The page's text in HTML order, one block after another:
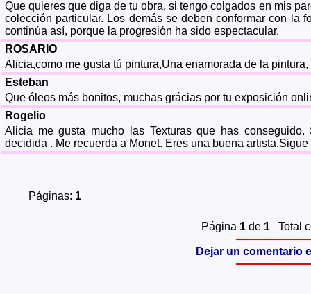
Que quieres que diga de tu obra, si tengo colgados en mis
colección particular. Los demás se deben conformar con la
continúa así, porque la progresión ha sido espectacular.
ROSARIO
Alicia,como me gusta tú pintura,Una enamorada de la
Esteban
Que óleos más bonitos, muchas grácias por tu exposición
Rogelio
Alicia me gusta mucho las Texturas que has
decidida . Me recuerda a Monet. Eres una buena artista.Sigue
Páginas: 1
Página 1de 1 Total
Dejar un comentario